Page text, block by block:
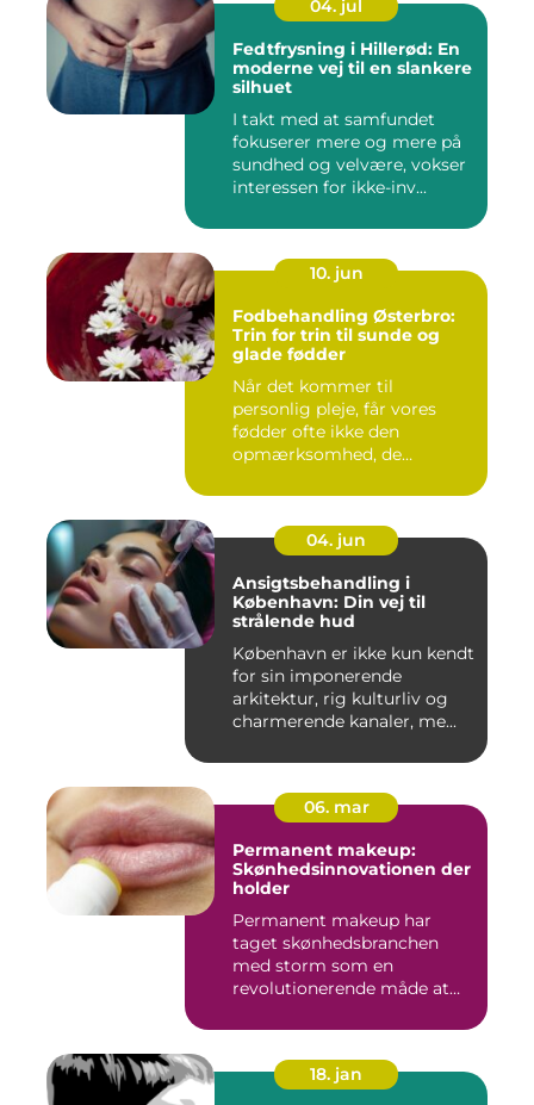
04. jul
Fedtfrysning i Hillerød: En
moderne vej til en slankere
silhuet
I takt med at samfundet
fokuserer mere og mere på
sundhed og velvære, vokser
interessen for ikke-inv...
10. jun
Fodbehandling Østerbro:
Trin for trin til sunde og
glade fødder
Når det kommer til
personlig pleje, får vores
fødder ofte ikke den
opmærksomhed, de
04. jun
Ansigtsbehandling i
København: Din vej til
strålende hud
København er ikke kun kendt
for sin imponerende
arkitektur, rig kulturliv og
charmerende kanaler, me...
06. mar
Permanent makeup:
Skønhedsinnovationen der
holder
Permanent makeup har
taget skønhedsbranchen
med storm som en
revolutionerende måde at
18. jan